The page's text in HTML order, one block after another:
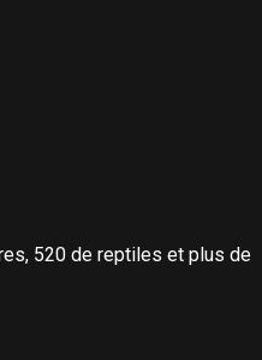
520 de reptiles et plus de